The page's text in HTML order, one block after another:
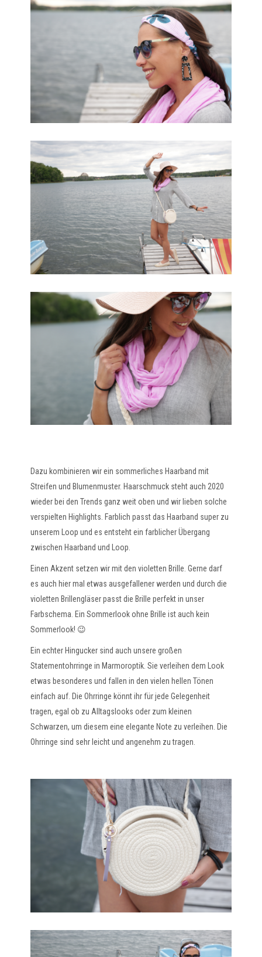
Dazu kombinieren wir ein sommerliches Haarband mit
Streifen und Blumenmuster. Haarschmuck steht auch 2020
wieder bei den Trends ganz weit oben und wir lieben solche
verspielten Highlights. Farblich passt das Haarband super zu
unserem Loop und es entsteht ein farblicher Übergang
zwischen Haarband und Loop.
Einen Akzent setzen wir mit den violetten Brille. Gerne darf
es auch hier mal etwas ausgefallener werden und durch die
violetten Brillengläser passt die Brille perfekt in unser
Farbschema. Ein Sommerlook ohne Brille ist auch kein
Sommerlook! 😉
Ein echter Hingucker sind auch unsere großen
Statementohrringe in Marmoroptik. Sie verleihen dem Look
etwas besonderes und fallen in den vielen hellen Tönen
einfach auf. Die Ohrringe könnt ihr für jede Gelegenheit
tragen, egal ob zu Alltagslooks oder zum kleinen
Schwarzen, um diesem eine elegante Note zu verleihen. Die
Ohrringe sind sehr leicht und angenehm zu tragen.